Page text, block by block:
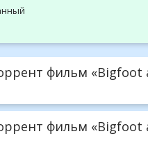
фильм «Bigfoot
фильм «Bigfoot